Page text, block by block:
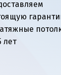
лет